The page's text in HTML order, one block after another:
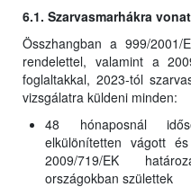
6.1. Szarvasmarhákra
Összhangban a 999/
rendelettel, valamint a
foglaltakkal, 2023-tól
vizsgálatra küldeni minden:
48 hónaposnál
elkülönítetten vágott
2009/719/EK
országokban születtek